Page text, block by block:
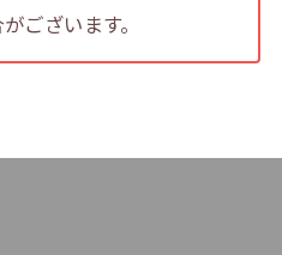
ございます。